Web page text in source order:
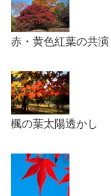
赤・黄色紅葉の共演
楓の葉太陽透かし